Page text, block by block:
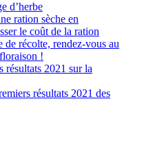
d’herbe
ration sèche en
le coût de la ration
récolte, rendez-vous au
!
résultats 2021 sur la
résultats 2021 des